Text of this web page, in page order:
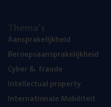
Aan­spra­ke­lijk­heid
Beroeps­aan­spra­ke­lijk­heid
Cyber& fraude
Intel­lec­tu­al property
Inter­na­ti­o­na­le Mobiliteit